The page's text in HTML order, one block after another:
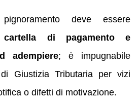
deve essere
cartella di pagamento e
adempiere; è impugnabile
Giustizia Tributaria per vizi
o difetti di motivazione.